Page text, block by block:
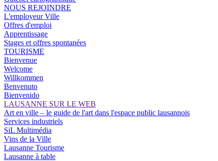
NOUS REJOINDRE
L'employeur Ville
Offres d'emploi
Apprentissage
Stages et offres spontanées
TOURISME
Bienvenue
Welcome
Willkommen
Benvenuto
Bienvenido
LAUSANNE SUR LE WEB
Art en ville – le guide de l'art dans l'espace public lausannois
Services industriels
SiL Multimédia
Vins de la Ville
Lausanne Tourisme
Lausanne à table